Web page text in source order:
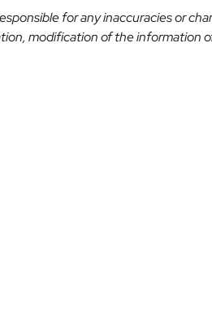
for any inaccuracies or
modification of the information